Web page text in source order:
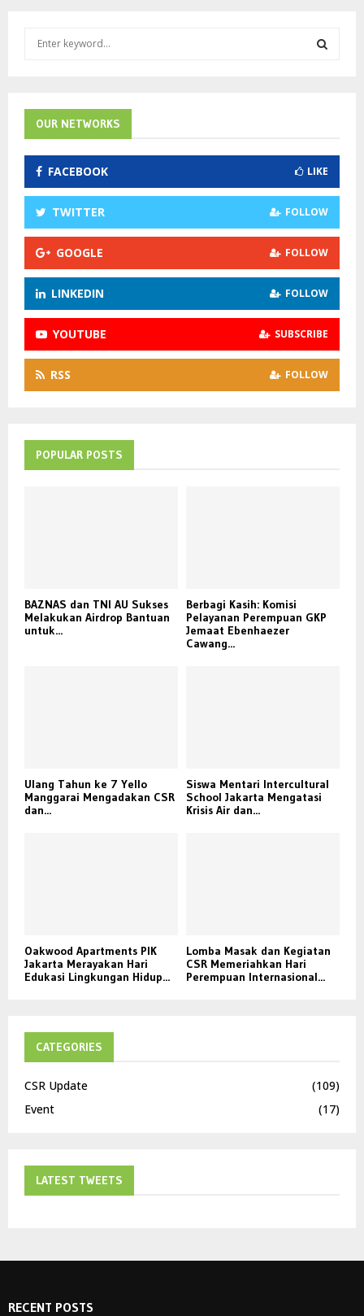
f
o
:
R
C
H
OUR NETWORKS
FACEBOOK LIKE
TWITTER FOLLOW
GOOGLE FOLLOW
LINKEDIN FOLLOW
YOUTUBE SUBSCRIBE
RSS FOLLOW
POPULAR POSTS
BAZNAS dan TNI AU Sukses
Melakukan Airdrop Bantuan
untuk...
Berbagi Kasih: Komisi
Pelayanan Perempuan GKP
Jemaat Ebenhaezer
Cawang...
Ulang Tahun ke 7 Yello
Manggarai Mengadakan CSR
dan...
Siswa Mentari Intercultural
School Jakarta Mengatasi
Krisis Air dan...
Oakwood Apartments PIK
Jakarta Merayakan Hari
Edukasi Lingkungan Hidup...
Lomba Masak dan Kegiatan
CSR Memeriahkan Hari
Perempuan Internasional...
CATEGORIES
CSR Update
(109)
Event
(17)
LATEST TWEETS
RECENT POSTS